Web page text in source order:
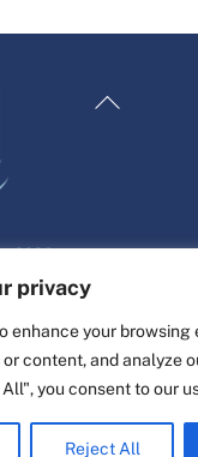
privacy
enhance your browsing
or content, and analyze
you consent to our
Reject All
Torna
2026
e realizzato da